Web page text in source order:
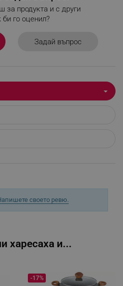
за продукта и с други
го оценил?
Задай въпрос
своето ревю.
харесаха и...
-17%
.alleop.bg